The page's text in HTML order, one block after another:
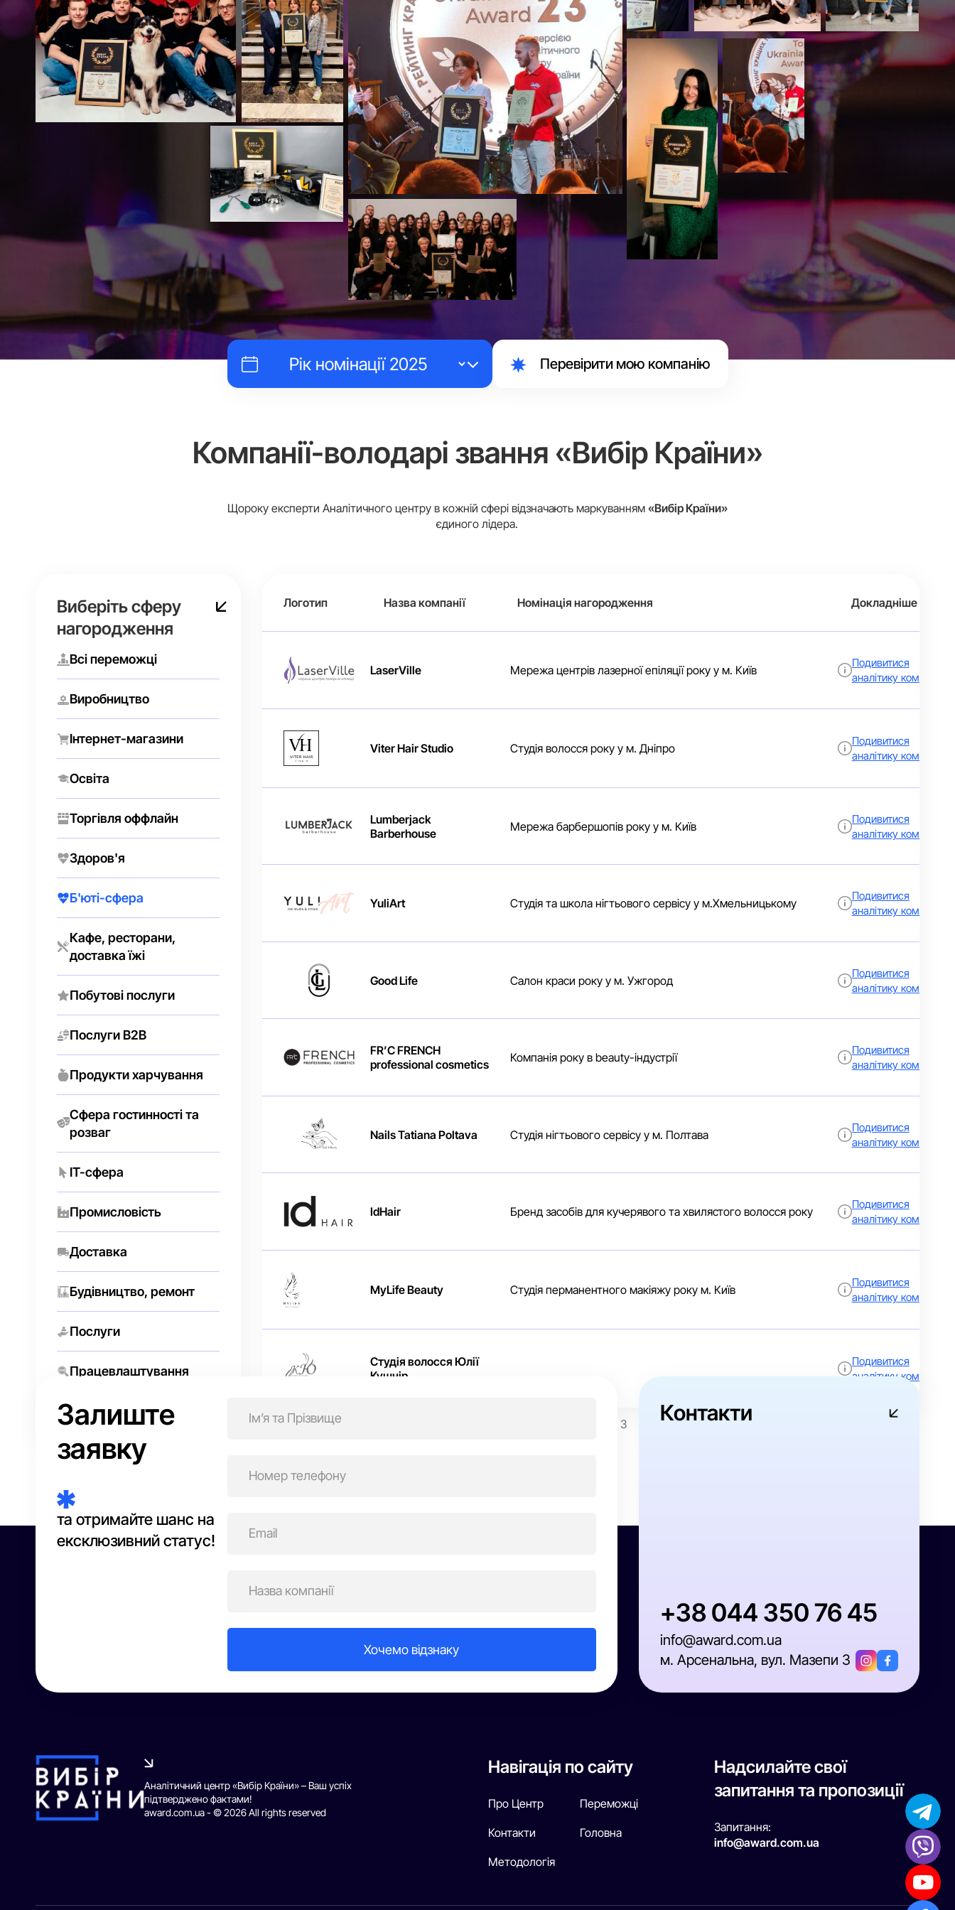
Перевірити мою компанію
Компанії-володарі звання «Вибір Країни»
Щороку експерти Аналітичного центру в кожній сфері відзначають маркуванням «Вибір Країни»
єдиного лідера.
Виберіть сферу
нагородження
Всі переможці
Виробництво
Інтернет-магазини
Освіта
Торгівля оффлайн
Здоров'я
Б'юті-сфера
Кафе, ресторани,
доставка їжі
Побутові послуги
Послуги В2В
Продукти харчування
Сфера гостинності та
розваг
IT-сфера
Промисловість
Доставка
Будівництво, ремонт
Послуги
Працевлаштування
Торгівля онлайн
Логотип Назва компанії Номінація нагородження Докладніше
LaserVille Мережа центрів лазерної епіляції року у м. Київ
Подивитися
аналітику компанії
Viter Hair Studio Студія волосся року у м. Дніпро
Подивитися
аналітику компанії
Lumberjack
Barberhouse
Мережа барбершопів року у м. Київ
Подивитися
аналітику компанії
YuliArt Студія та школа нігтьового сервісу у м.Хмельницькому
Подивитися
аналітику компанії
Good Life Салон краси року у м. Ужгород
Подивитися
аналітику компанії
FR’C FRENCH
professional cosmetics
Компанія року в beauty-індустрії
Подивитися
аналітику компанії
Nails Tatiana Poltava Студія нігтьового сервісу у м. Полтава
Подивитися
аналітику компанії
IdHair Бренд засобів для кучерявого та хвилястого волосся року
Подивитися
аналітику компанії
MyLife Beauty Студія перманентного макіяжу року м. Київ
Подивитися
аналітику компанії
Студія волосся Юлії
Кушнір
Подивитися
аналітику компанії
Навігація
записів
3
Залиште
заявку
та отримайте шанс на
ексклюзивний статус!
Контакти
+38 044 350 76 45
info@award.com.ua
м. Арсенальна, вул. Мазепи 3
Аналітичний центр «Вибір Країни» – Ваш успіх
підтверджено фактами!
award.com.ua - © 2026 All rights reserved
Навігація по сайту
Про Центр
Контакти
Методологія
Переможці
Головна
Надсилайте свої
запитання та пропозиції
Запитання:
info@award.com.ua